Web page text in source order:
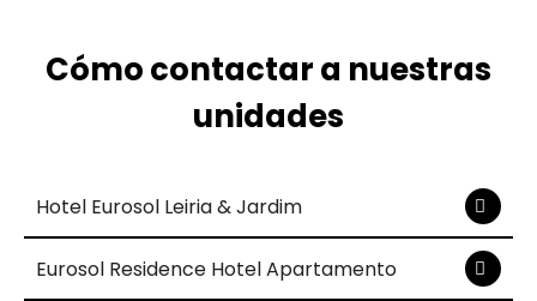
Cómo contactar a nuestras
unidades
Hotel Eurosol Leiria & Jardim
Eurosol Residence Hotel Apartamento